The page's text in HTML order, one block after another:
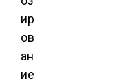
ир
ов
ан
ие